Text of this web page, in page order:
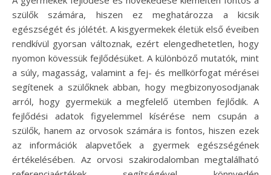
szülők számára, hiszen ez meghatározza a kicsik
egészségét és jólétét. A kisgyermekek életük első éveiben
rendkívül gyorsan változnak, ezért elengedhetetlen, hogy
nyomon kövessük fejlődésüket. A különböző mutatók, mint
a súly, magasság, valamint a fej- és mellkörfogat mérései
segítenek a szülőknek abban, hogy megbizonyosodjanak
arról, hogy gyermekük a megfelelő ütemben fejlődik. A
fejlődési adatok figyelemmel kísérése nem csupán a
szülők, hanem az orvosok számára is fontos, hiszen ezek
az információk alapvetőek a gyermek egészségének
értékelésében. Az orvosi szakirodalomban megtalálható